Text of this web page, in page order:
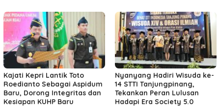
Kajati Kepri Lantik Toto
Roedianto Sebagai Aspidum
Baru, Dorong Integritas dan
Kesiapan KUHP Baru
Nyanyang Hadiri Wisuda ke-
14 STTI Tanjungpinang,
Tekankan Peran Lulusan
Hadapi Era Society 5.0